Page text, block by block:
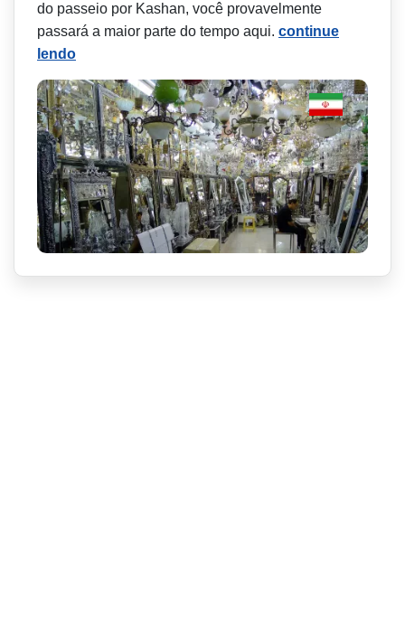
do passeio por Kashan, você provavelmente
passará a maior parte do tempo aqui. continue
lendo